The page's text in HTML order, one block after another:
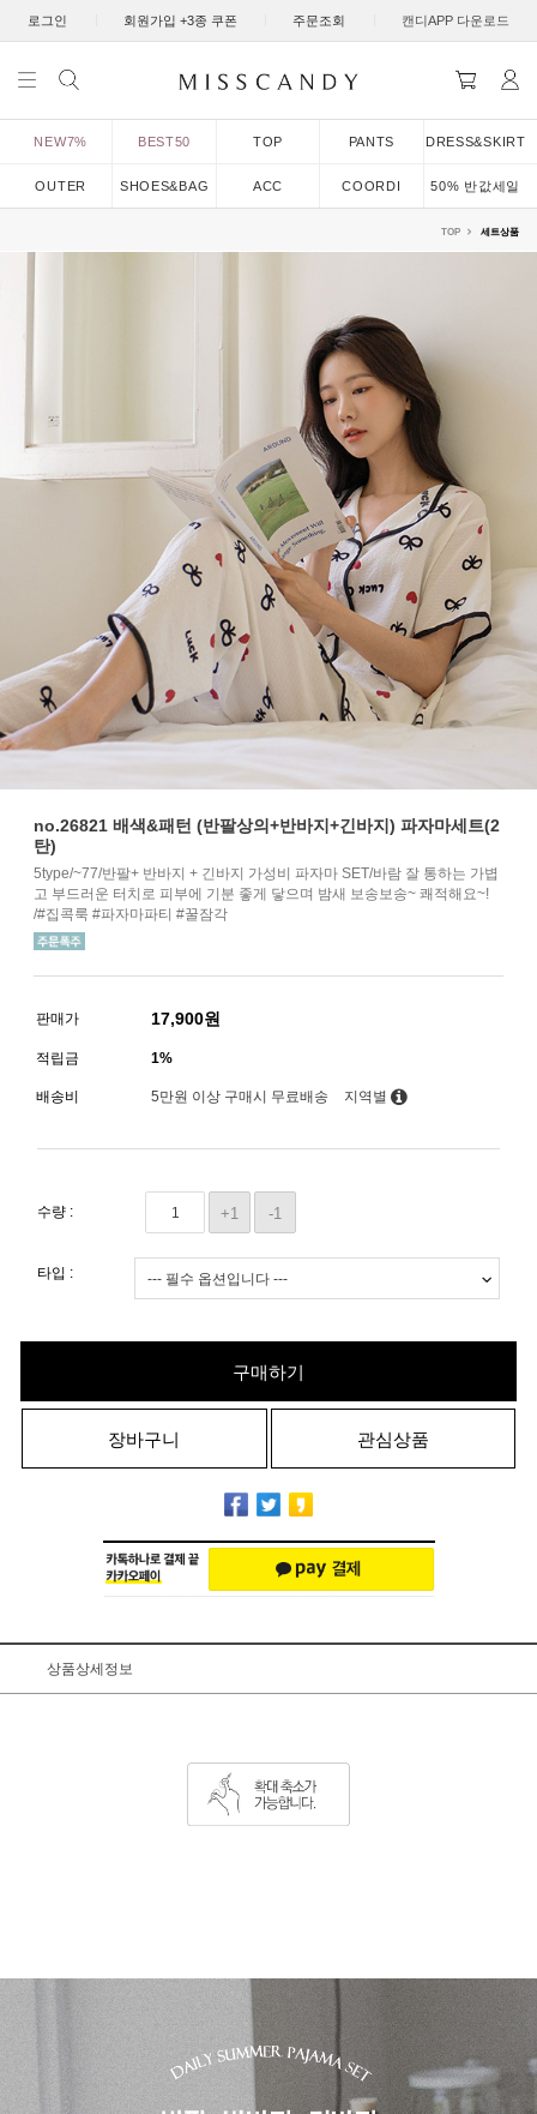
로그인 회원가입 +3종 쿠폰 주문조회 캔디APP 다운로드
NEW7% BEST50 TOP PANTS DRESS&SKIRT
OUTER SHOES&BAG ACC COORDI 50% 반값세일
TOP 세트상품
no.26821 배색&패턴 (반팔상의+반바지+긴바지) 파자마세트(2
탄)
5type/~77/반팔+ 반바지 + 긴바지 가성비 파자마 SET/바람 잘 통하는 가볍
고 부드러운 터치로 피부에 기분 좋게 닿으며 밤새 보송보송~ 쾌적해요~!
/#집콕룩 #파자마파티 #꿀잠각
판매가 17,900원
적립금 1%
배송비 5만원 이상 구매시 무료배송 지역별
수량 : +1 -1
타입 :
구매하기
장바구니 관심상품
상품상세정보